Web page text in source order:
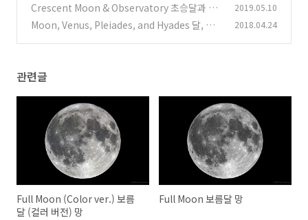
Crescent Moon & Observatory 초승달과 천
문대 (0)
2019.05.10
Moon, Venus, Pleiades, and Hyades 달, 금
2018.04.24
관련글
Full Moon (Color ver.) 보름
달 (컬러 버전) 망
Full Moon 보름달 망